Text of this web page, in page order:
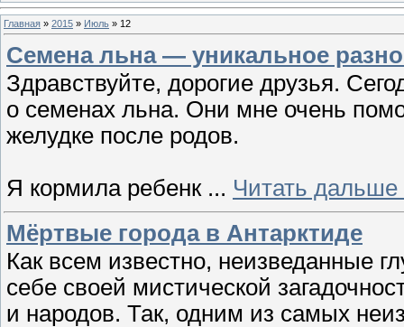
Главная » 2015 » Июль » 12
Семена льна — уникальное
Здравствуйте, дорогие друзья.
о семенах льна. Они мне очень
желудке после родов.
Я кормила ребенк ... Читать дальше
Мёртвые города в Антарктиде
Как всем известно, неизведанные
себе своей мистической
и народов. Так, одним из самых